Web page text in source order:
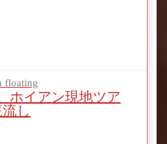
floating
ホイアン現地ツア
し